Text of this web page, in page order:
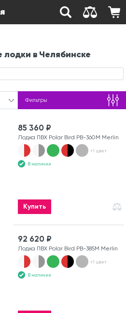
лодки в Челябинске
Фильтры
85 360 ₽
Лодка ПВХ Polar Bird PB-360M Merlin
+1 цвет
В наличии
Купить
92 620 ₽
Лодка ПВХ Polar Bird PB-385M Merlin
+1 цвет
В наличии